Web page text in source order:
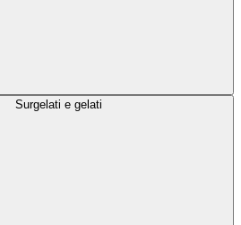
Surgelati e gelati